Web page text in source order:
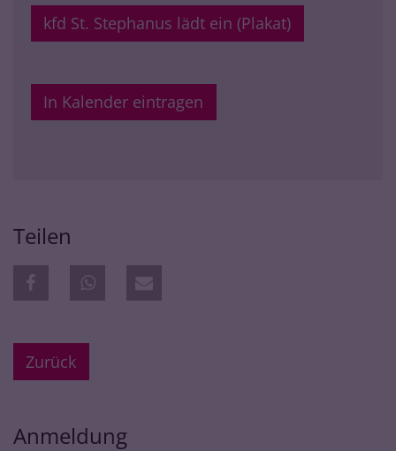
kfd St. Stephanus lädt ein (Plakat)
In Kalender eintragen
Teilen
Zurück
Anmeldung